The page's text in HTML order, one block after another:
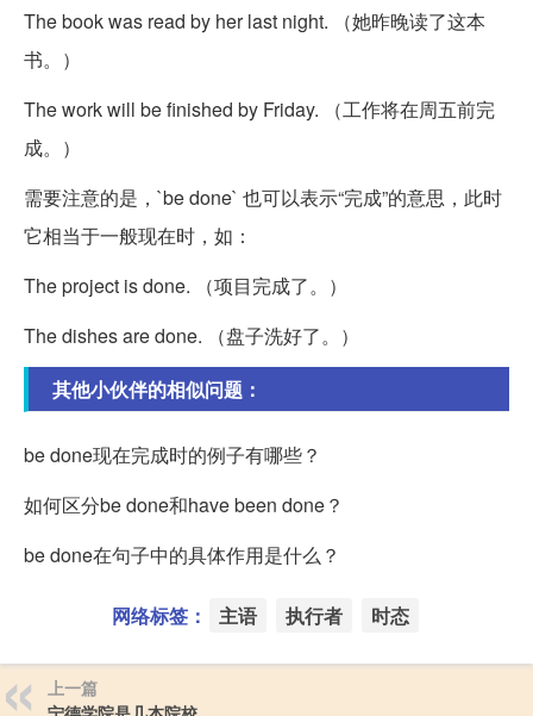
The book was read by her last night. （她昨晚读了这本
书。）
The work will be finished by Friday. （工作将在周五前完
成。）
需要注意的是，`be done` 也可以表示“完成”的意思，此时
它相当于一般现在时，如：
The project is done. （项目完成了。）
The dishes are done. （盘子洗好了。）
其他小伙伴的相似问题：
be done现在完成时的例子有哪些？
如何区分be done和have been done？
be done在句子中的具体作用是什么？
网络标签： 主语 执行者 时态
上一篇